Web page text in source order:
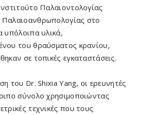
Παλαιοντολογίας
στο
υπόλοιπα υλικά,
του θραύσματος κρανίου,
σε τοπικές εγκαταστάσεις.
του Dr. Shixia Yang, οι ερευνητές
σύνολο χρησιμοποιώντας
τεχνικές που τους